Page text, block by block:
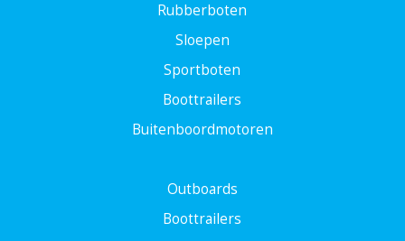
Rubberboten
Sloepen
Sportboten
Boottrailers
Buitenboordmotoren
Outboards
Boottrailers